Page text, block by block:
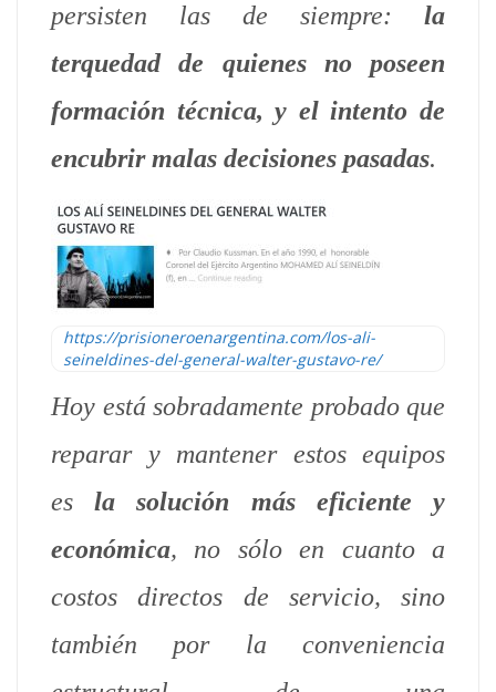
persisten las de siempre: la
terquedad de quienes no poseen
formación técnica, y el intento de
encubrir malas decisiones pasadas.
https://prisioneroenargentina.com/los-ali-
seineldines-del-general-walter-gustavo-re/
Hoy está sobradamente probado que
reparar y mantener estos equipos
esla solución más eficiente y
económica, no sólo en cuanto a
costos directos de servicio, sino
también por la conveniencia